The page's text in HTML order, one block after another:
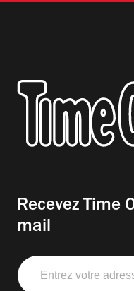
Recevez Time
mail
Entrez
votre